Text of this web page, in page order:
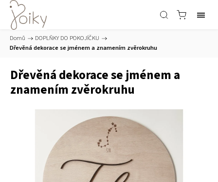
Domů / DOPLŇKY DO POKOJÍČKU /
Dřevěná dekorace se jménem a znamením zvěrokruhu
Dřevěná dekorace se jménem a
znamením zvěrokruhu